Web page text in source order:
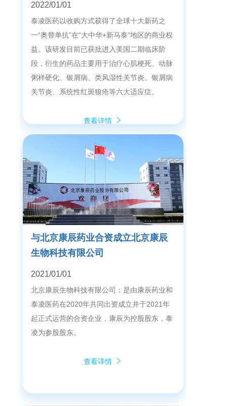
2022/01/01
泰凌医药以收购方式获得了全球十大新药之
一“奥替单抗”在“大中华+新马泰”地区的商业权
益。该研发目前已获批进入美国二期临床阶
段，衍生的药品主要用于治疗心肌梗死、动脉
粥样硬化、银屑病、类风湿性关节炎、银屑病
关节炎、系统性红斑狼疮等六大适应症。
查看详情
与北京康辰药业合资成立北京康辰
生物科技有限公司
2021/01/01
北京康辰生物科技有限公司：是由康辰药业和
泰凌医药在2020年共同出资成立并于2021年
起正式运营的合资企业，康辰为控股股东，泰
凌为参股股东。
查看详情